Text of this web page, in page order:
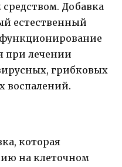
Добавка
естественный
при лечении
грибковых
воспалений.
которая
на клеточном